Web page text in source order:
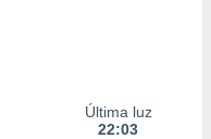
Última luz
22:03